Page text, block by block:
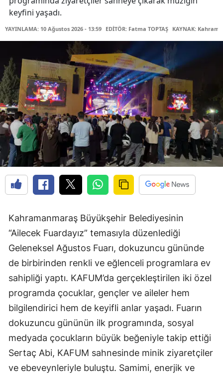
keyfini yaşadı.
YAYINLAMA: 10 Ağustos 2026 - 13:59 EDİTÖR: Fatma TOPTAŞ KAYNAK:
Kahramanmaraş Büyükşehir Belediyesinin
“Ailecek Fuardayız” temasıyla düzenlediği
Geleneksel Ağustos Fuarı, dokuzuncu gününde
de birbirinden renkli ve eğlenceli programlara ev
sahipliği yaptı. KAFUM’da gerçekleştirilen iki özel
programda çocuklar, gençler ve aileler hem
bilgilendirici hem de keyifli anlar yaşadı. Fuarın
dokuzuncu gününün ilk programında, sosyal
medyada çocukların büyük beğeniyle takip ettiği
Sertaç Abi, KAFUM sahnesinde minik ziyaretçiler
ve ebeveynleriyle buluştu. Samimi, enerjik ve